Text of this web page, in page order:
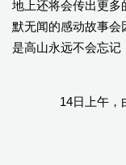
地上还将会传出更多
默无闻的感动故事会
是高山永远不会忘记
14日上午，